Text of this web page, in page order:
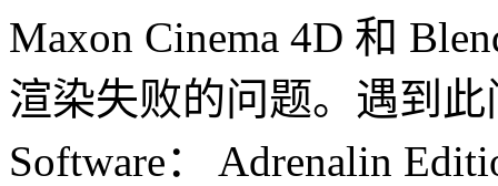
Maxon Cinema 4D 和
渲染失败的问题。遇到
Software： Adrenalin